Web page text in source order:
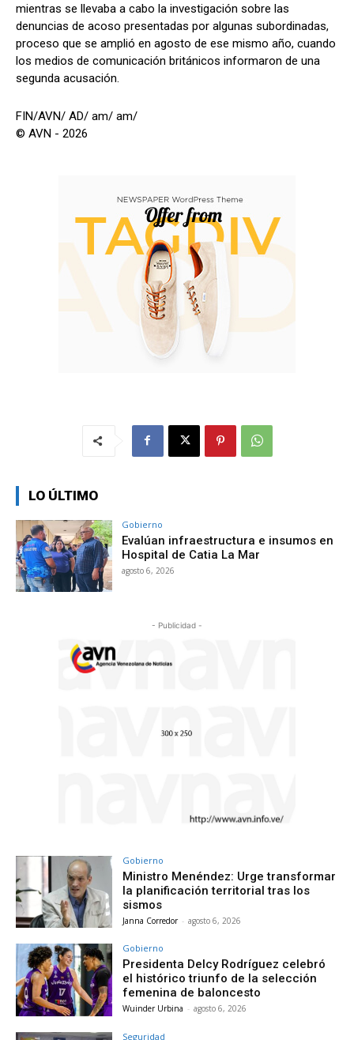
mientras se llevaba a cabo la investigación sobre las
denuncias de acoso presentadas por algunas subordinadas,
proceso que se amplió en agosto de ese mismo año, cuando
los medios de comunicación británicos informaron de una
segunda acusación.
FIN/AVN/ AD/ am/ am/
© AVN - 2026
LO ÚLTIMO
Gobierno
Evalúan infraestructura e insumos en
Hospital de Catia La Mar
agosto 6, 2026
- Publicidad -
Gobierno
Ministro Menéndez: Urge transformar
la planificación territorial tras los
sismos
Janna Corredor - agosto 6, 2026
Gobierno
Presidenta Delcy Rodríguez celebró
el histórico triunfo de la selección
femenina de baloncesto
Wuinder Urbina - agosto 6, 2026
Seguridad